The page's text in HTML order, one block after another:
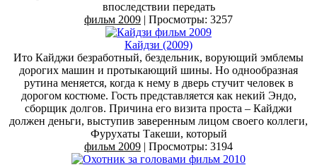
впоследствии передать
фильм 2009 | Просмотры: 3257
Кайдзи (2009)
Ито Кайджи безработный, бездельник, ворующий эмблемы
дорогих машин и протыкающий шины. Но однообразная
рутина меняется, когда к нему в дверь стучит человек в
дорогом костюме. Гость представляется как некий Эндо,
сборщик долгов. Причина его визита проста – Кайджи
должен деньги, выступив заверенным лицом своего коллеги,
Фурухаты Такеши, который
фильм 2009 | Просмотры: 3194